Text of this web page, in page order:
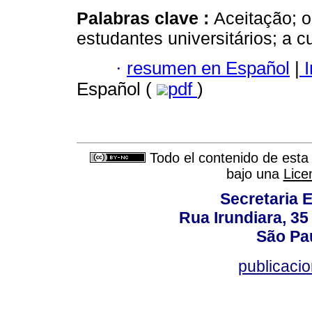
Palabras clave : Aceitação;
estudantes universitários; a
· resumen en Español |
Español (
pdf )
Todo el contenido de
bajo una
Secretaria
Rua Irundiara,
São